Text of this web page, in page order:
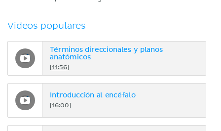
Videos populares
Términos direccionales y planos
anatómicos
[11:56]
Introducción al encéfalo
[16:00]